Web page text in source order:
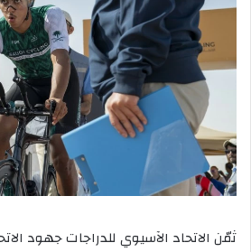
ثمّن الاتحاد الآسيوي للدراجات جهود